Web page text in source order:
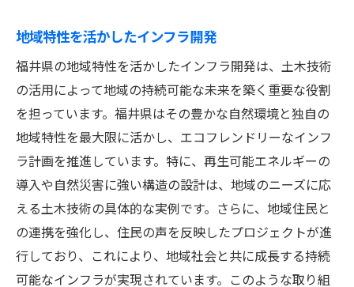
地域特性を活かしたインフラ開発
福井県の地域特性を活かしたインフラ開発は、土木技術
の活用によって地域の持続可能な未来を築く重要な役割
を担っています。福井県はその豊かな自然環境と独自の
地域特性を最大限に活かし、エコフレンドリーなインフ
ラ計画を推進しています。特に、再生可能エネルギーの
導入や自然災害に強い構造の設計は、地域のニーズに応
える土木技術の具体的な実例です。さらに、地域住民と
の連携を強化し、住民の声を反映したプロジェクトが進
行しており、これにより、地域社会と共に成長する持続
可能なインフラが実現されています。このような取り組